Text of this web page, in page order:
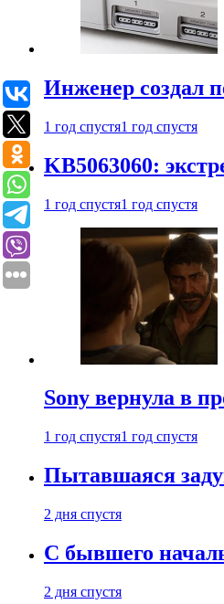
Инженер создал
1 год спустя1 год спустя
KB5063060:
1 год спустя1 год спустя
Sony вернула в
1 год спустя1 год спустя
Пытавшаяся
2 дня спустя
С бывшего
2 дня спустя